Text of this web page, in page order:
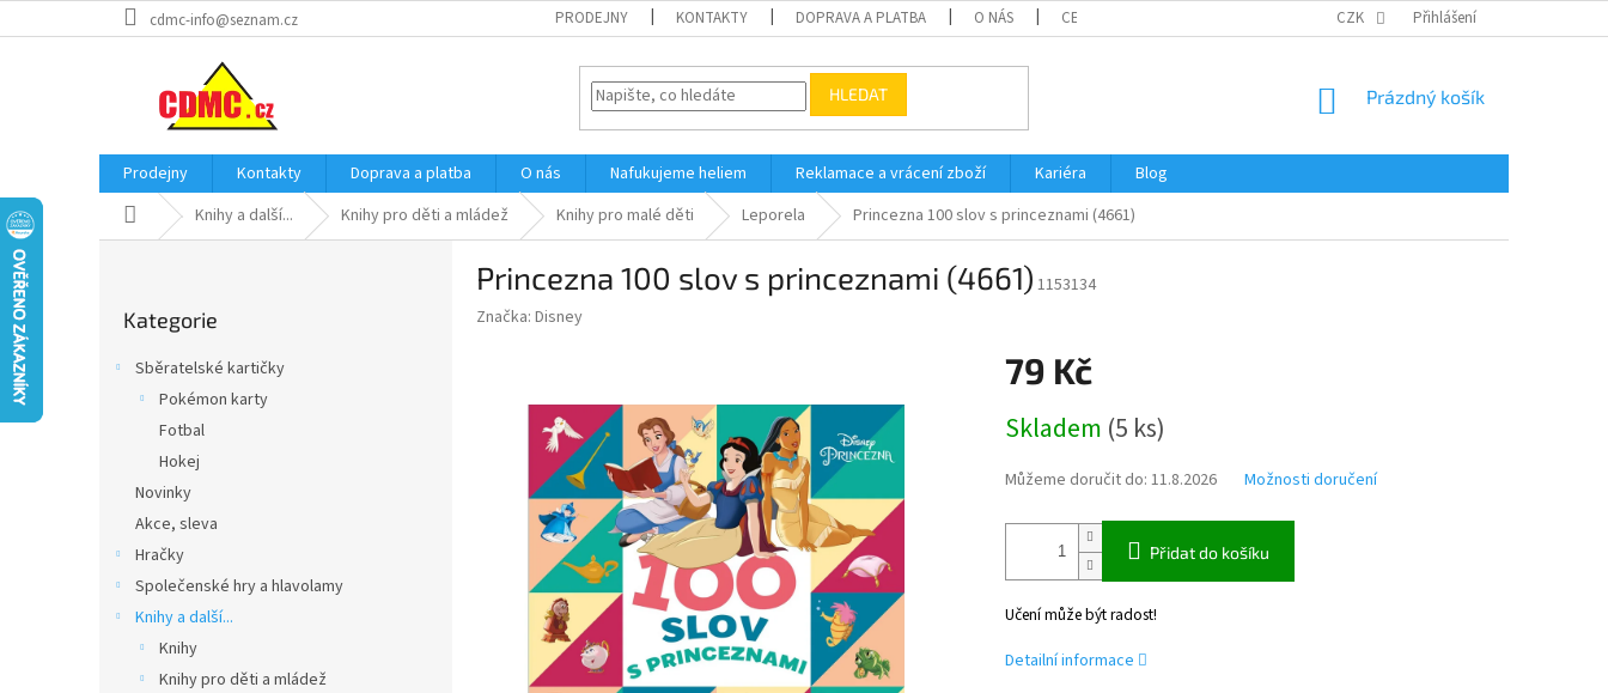
na
cdmc-info@seznam.cz PRODEJNY KONTAKTY DOPRAVA A PLATBA O NÁS CERTIFIKÁTY A NÁVODY OBCHODNÍ PODMÍNKY OCHRANA OSOBNÍCH
CZK Přihlášení
HLEDAT
NÁKUPNÍ
Prázdný košík
Prodejny Kontakty Doprava a platba O nás Nafukujeme heliem Reklamace a vrácení zboží Kariéra
Blog
Domů Knihy a další... Knihy pro děti a mládež Knihy pro malé děti Leporela Princezna 100 slov s princeznami (4661)
kategorie
Kategorie
Sběratelské kartičky
Pokémon karty
Fotbal
Hokej
Novinky
Akce, sleva
Hračky
Společenské hry a hlavolamy
Knihy a další...
Knihy
Knihy pro děti a mládež
Princezna 100 slov s princeznami (4661) 1153134
Značka: Disney
79 Kč
cena:
Skladem (5 ks)
Můžeme doručit do: 11.8.2026 Možnosti doručení
Přidat do košíku
Učení může být radost!
Detailní informace